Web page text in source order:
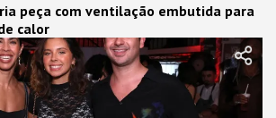
peça com ventilação embutida para
calor